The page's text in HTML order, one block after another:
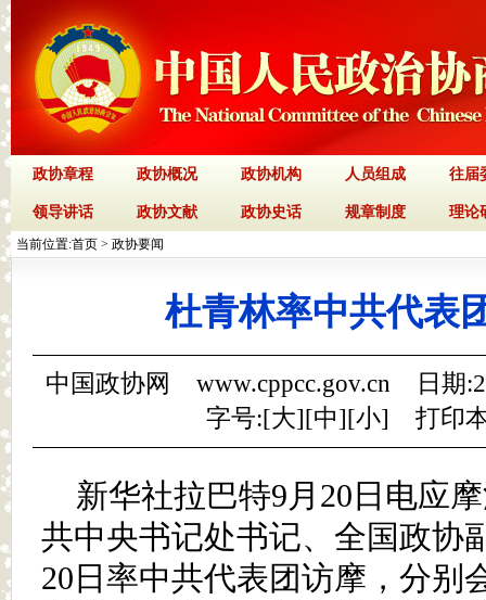
政协章程 政协概况 政协机构 人员组成 往届
领导讲话 政协文献 政协史话 规章制度 理论
当前位置:首页 > 政协要闻
杜青林率中共代表
中国政协网 www.cppcc.gov.cn 日期
字号:[大][中][小] 打印
新华社拉巴特9月20日电应
共中央书记处书记、全国政协
20日率中共代表团访摩，分别